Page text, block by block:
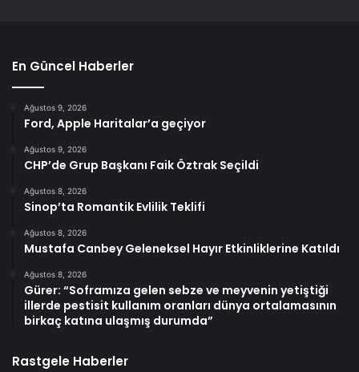
En Güncel Haberler
Ağustos 9, 2026
Ford, Apple Haritalar’a geçiyor
Ağustos 9, 2026
CHP’de Grup Başkanı Faik Öztrak Seçildi
Ağustos 8, 2026
Sinop’ta Romantik Evlilik Teklifi
Ağustos 8, 2026
Mustafa Canbey Geleneksel Hayır Etkinliklerine Katıldı
Ağustos 8, 2026
Gürer: “Soframıza gelen sebze ve meyvenin yetiştiği
illerde pestisit kullanım oranları dünya ortalamasının
birkaç katına ulaşmış durumda”
Rastgele Haberler